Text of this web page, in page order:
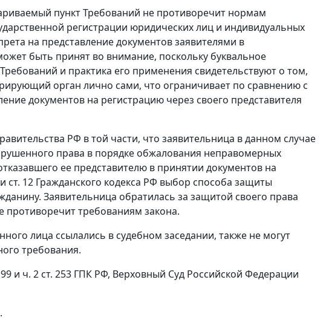
пункт Требований не противоречит нормам
регистрации юридических лиц и индивидуальных
на представление документов заявителями в
быть принят во внимание, поскольку буквальное
и практика его применения свидетельствуют о том,
орган лично сами, что ограничивает по сравнению с
документов на регистрацию через своего представителя
РФ в той части, что заявительница в данном случае
права в порядке обжалования неправомерных
ее представителю в принятии документов на
ст. 12 Гражданского кодекса РФ выбор способа защиты
Заявительница обратилась за защитой своего права
противоречит требованиям закона.
лица ссылались в судебном заседании, также не могут
требования.
и ч. 2 ст. 253 ГПК РФ, Верховный Суд Российской Федерации